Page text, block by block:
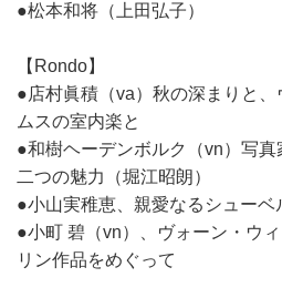
●松本和将（上田弘子）
【Rondo】
●店村眞積（va）秋の深まりと
ムスの室内楽と
●和樹ヘーデンボルク（vn）写真
二つの魅力（堀江昭朗）
●小山実稚恵、親愛なるシューベ
●小町 碧（vn）、ヴォーン・ウ
リン作品をめぐって